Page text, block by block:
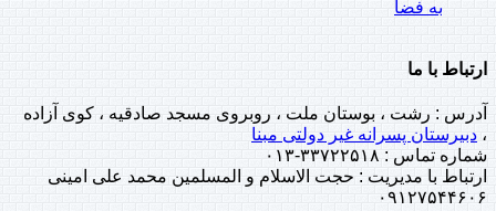
به فضا
ارتباط با ما
آدرس : رشت ، بوستان ملت ، روبروی مسجد صادقیه ، کوی آزاده
، دبیرستان پسرانه غیر دولتی مبنا
شماره تماس : ۳۳۷۲۲۵۱۸-۰۱۳
ارتباط با مدیریت : حجت الاسلام و المسلمین محمد علی امینی
۰۹۱۲۷۵۴۴۶۰۶